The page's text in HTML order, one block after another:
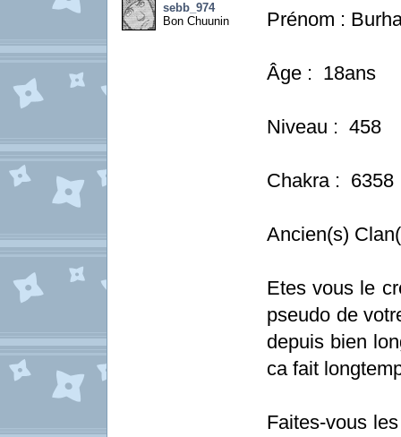
sebb_974
Bon Chuunin
Prénom :
Âge : 18ans
Niveau : 458
Chakra : 6358
Ancien(s)
Etes vous le
pseudo de
depuis bien
ca fait
Faites-vous